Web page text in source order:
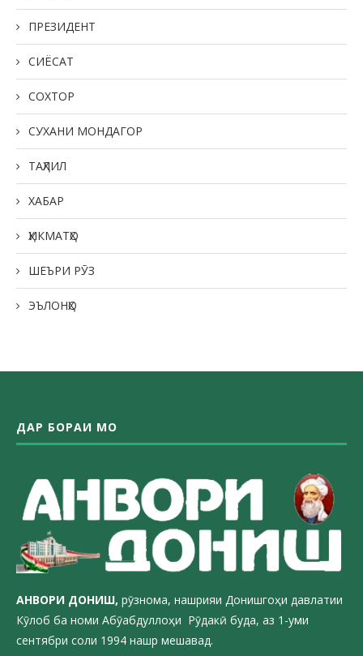
ПРЕЗИДЕНТ
СИЁСАТ
СОХТОР
СУХАНИ МОНДАГОР
ТАҲЛИЛ
ХАБАР
ҲИКМАТҲО
ШЕЪРИ РӮЗ
ЭЪЛОНҲО
ДАР БОРАИ МО
АНВОРИ ДОНИШ, рӯзнома, нашрияи Донишгоҳи давлатии
Кӯлоб ба номи Абӯабдуллоҳи Рӯдакӣ буда, аз 1-уми
сентябри соли 1994 нашр мешавад.